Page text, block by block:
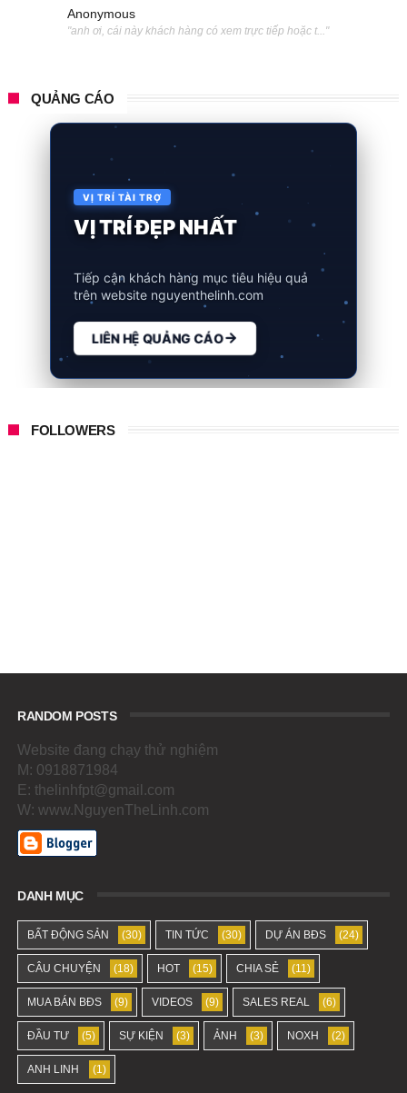
Anonymous
"anh ơi, cái này khách hàng có xem trực tiếp hoặc t..."
QUẢNG CÁO
VỊ TRÍ TÀI TRỢ
VỊ TRÍ ĐẸP NHẤT
Tiếp cận khách hàng mục tiêu hiệu quả
trên website nguyenthelinh.com
LIÊN HỆ QUẢNG CÁO
FOLLOWERS
RANDOM POSTS
Website đang chạy thử nghiệm
M: 0918871984
E: thelinhfpt@gmail.com
W: www.NguyenTheLinh.com
DANH MỤC
BẤT ĐỘNG SẢN (30) TIN TỨC (30) DỰ ÁN BĐS (24)
CÂU CHUYỆN (18) HOT (15) CHIA SẺ (11)
MUA BÁN BĐS (9) VIDEOS (9) SALES REAL (6)
ĐẦU TƯ (5) SỰ KIỆN (3) ẢNH (3) NOXH (2)
ANH LINH (1)